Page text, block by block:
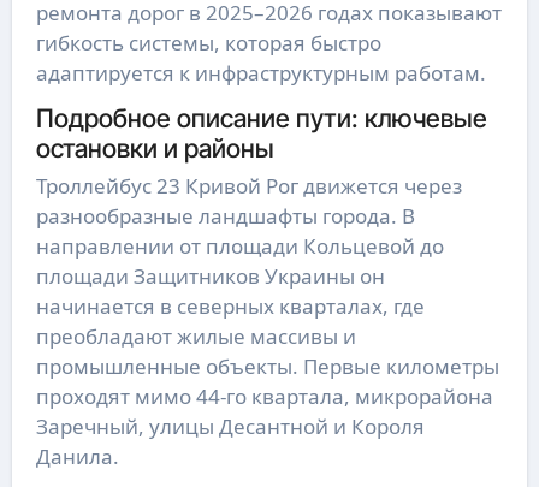
ремонта дорог в 2025–2026 годах показывают
гибкость системы, которая быстро
адаптируется к инфраструктурным работам.
Подробное описание пути: ключевые
остановки и районы
Троллейбус 23 Кривой Рог движется через
разнообразные ландшафты города. В
направлении от площади Кольцевой до
площади Защитников Украины он
начинается в северных кварталах, где
преобладают жилые массивы и
промышленные объекты. Первые километры
проходят мимо 44-го квартала, микрорайона
Заречный, улицы Десантной и Короля
Данила.